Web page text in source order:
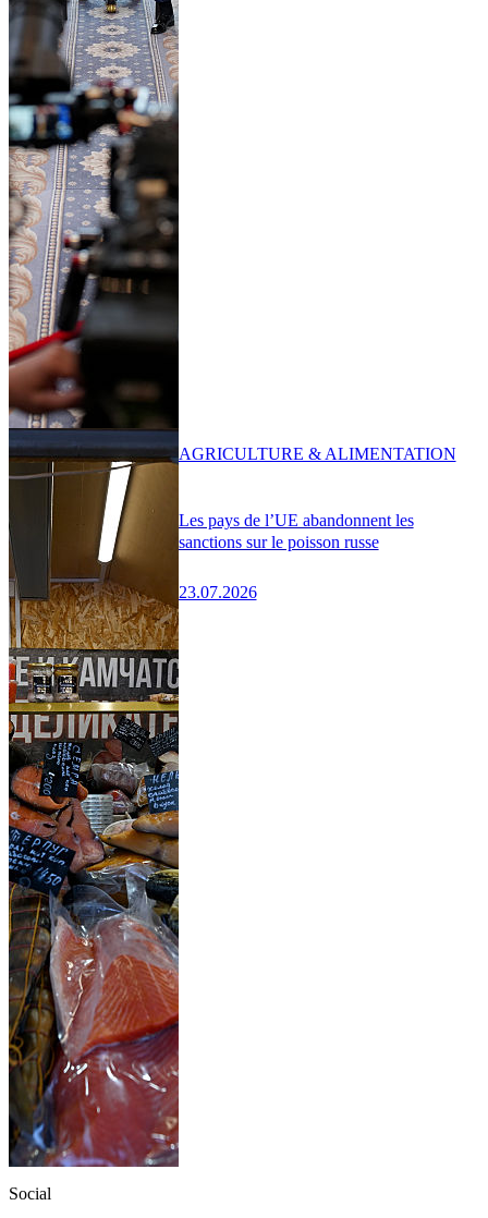
Les pays de l’UE abandonnent les
sanctions sur le poisson russe
23.07.2026
AGRICULTURE & ALIMENTATION
Social